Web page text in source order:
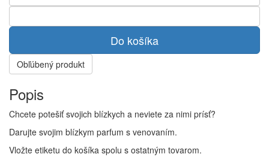
Do košíka
Obľúbený produkt
Popis
Chcete potešiť svojich blízkych a neviete za nimi prísť?
Darujte svojim blízkym parfum s venovaním.
Vložte etiketu do košíka spolu s ostatným tovarom.